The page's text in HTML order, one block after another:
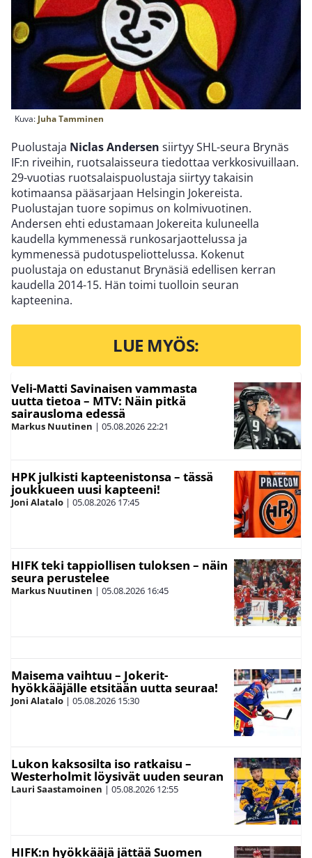
Kuva: Juha Tamminen
Puolustaja Niclas Andersen siirtyy SHL-seura Brynäs
IF:n riveihin, ruotsalaisseura tiedottaa verkkosivuillaan.
29-vuotias ruotsalaispuolustaja siirtyy takaisin
kotimaansa pääsarjaan Helsingin Jokereista.
Puolustajan tuore sopimus on kolmivuotinen.
Andersen ehti edustamaan Jokereita kuluneella
kaudella kymmenessä runkosarjaottelussa ja
kymmenessä pudotuspeliottelussa. Kokenut
puolustaja on edustanut Brynäsiä edellisen kerran
kaudella 2014-15. Hän toimi tuolloin seuran
kapteenina.
LUE MYÖS:
Veli-Matti Savinaisen vammasta
uutta tietoa – MTV: Näin pitkä
sairausloma edessä
Markus Nuutinen | 05.08.2026 22:21
HPK julkisti kapteenistonsa – tässä
joukkueen uusi kapteeni!
Joni Alatalo | 05.08.2026 17:45
HIFK teki tappiollisen tuloksen – näin
seura perustelee
Markus Nuutinen | 05.08.2026 16:45
Maisema vaihtuu – Jokerit-
hyökkääjälle etsitään uutta seuraa!
Joni Alatalo | 05.08.2026 15:30
Lukon kaksosilta iso ratkaisu –
Westerholmit löysivät uuden seuran
Lauri Saastamoinen | 05.08.2026 12:55
HIFK:n hyökkääjä jättää Suomen